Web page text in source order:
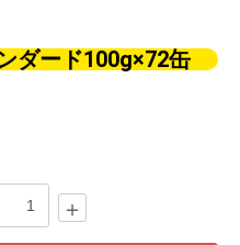
ダード100g×72缶
＋